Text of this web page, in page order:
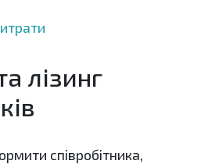
лізинг
співробітника,